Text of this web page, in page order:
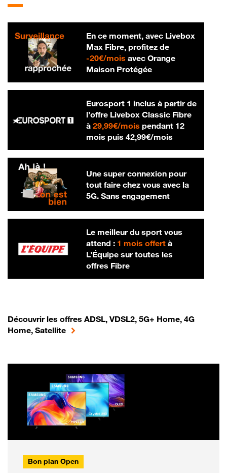
En ce moment, avec Livebox
Max Fibre, profitez de
-20€/mois20 € par mois
avec Orange
Maison Protégée
Eurosport 1 inclus à partir de
l’offre Livebox Classic Fibre
à 29,99€/mois29,99 € par mois
pendant 12
mois puis 42,99€/mois42,99 € par
Une super connexion pour
tout faire chez vous avec la
5G. Sans engagement
Le meilleur du sport vous
attend : 1 mois offertà
L’Équipe sur toutes les
offres Fibre
Découvrir les offres ADSL, VDSL2, 5G+ Home, 4G
Home, Satellite
Bon plan Open